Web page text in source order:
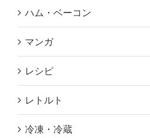
ハム・ベーコン
マンガ
レシピ
レトルト
冷凍・冷蔵